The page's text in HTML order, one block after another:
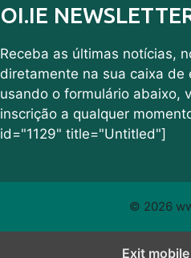
OI.IE
Receba as últimas notícias,
diretamente na sua caixa de
usando o formulário abaixo,
inscrição a qualquer
id="1129" title="Untitled"]
© 2026
Exit